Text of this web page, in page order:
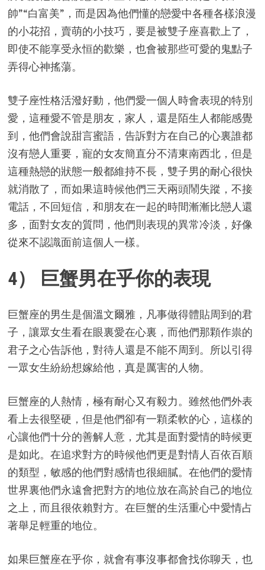
帥”“白富美”，而是因為他們懂的戀愛中各種各樣浪漫
的小花招，賣萌的小技巧，要是被雙子座喜歡上了，
即使不能享受永恒的歡樂，也會被那些可愛的鬼點子
弄得心神搖蕩。
雙子座性格活潑好動，他們愛一個人時會表現的特別
愛，這種愛不管是朋友，家人，還是陌生人都能感覺
到，他們會說甜言蜜語，告訴對方在自己的心裏誰都
沒有戀人重要，寵的女友簡直分不清東南西北，但是
這種熱戀的狀態一般都維持不長，雙子男的耐心很快
就消散了，而如果這時候他們三天兩頭鬧失蹤，不接
電話，不回短信，和朋友在一起的時間漸漸比戀人還
多，面對女友的質問，他們則表現的異常冷淡，好像
從來不認識面前這個人一樣。
4） 巨蟹男在乎你的表現
巨蟹座的男生是個溫文爾雅，凡事做得體貼周到的君
子，讓眾女生看在眼裏愛在心裏，而他們那顆作祟的
君子之心告訴他，對待人還是不能不周到。所以引得
一眾女生紛紛想嫁給他，真是厲害的人物。
巨蟹座的人熱情，極有耐心又有毅力。雖然他們外表
看上去很堅硬，但是他們卻有一顆柔軟的心，這樣的
心讓他們十分的善解人意，尤其是面對愛情的時候更
是如此。在追求對方的時候他們更是對情人百依百順
的類型，敏感的他們對感情也很細膩。在他們的愛情
世界裏他們永遠會把對方的地位放在高於自己的地位
之上，而且很依賴對方。在巨蟹的生活重心中愛情占
著舉足輕重的地位。
如果巨蟹座在乎你，就會有事沒事都會找你聊天，也